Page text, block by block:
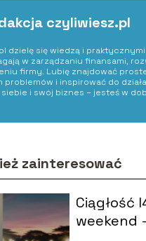
czyliwiesz.pl
dzielę się wiedzą i praktycznymi
w zarządzaniu finansami,
firmy. Lubię znajdować
i inspirować do
i swój biznes – jesteś w
zainteresować
Ciągłość
weekend